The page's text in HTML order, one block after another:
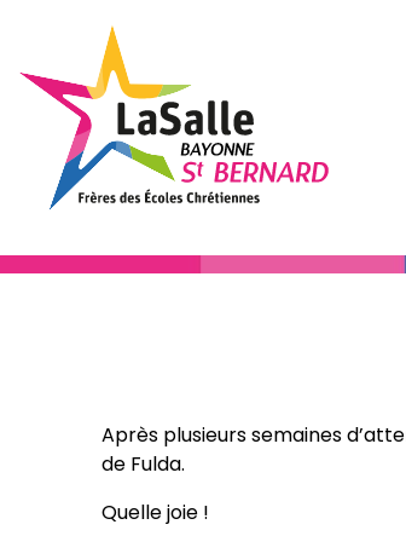
Après plusieurs semaines
de Fulda.
Quelle joie !